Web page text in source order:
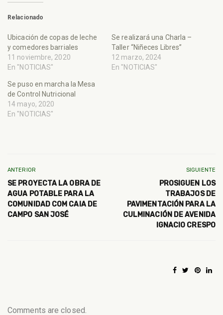
Relacionado
Ubicación de copas de leche
y comedores barriales
11 noviembre, 2020
En "NOTICIAS"
Se realizará una Charla –
Taller “Niñeces Libres”
12 marzo, 2024
En "NOTICIAS"
Se puso en marcha la Mesa
de Control Nutricional
14 mayo, 2020
En "NOTICIAS"
ANTERIOR
SE PROYECTA LA OBRA DE
AGUA POTABLE PARA LA
COMUNIDAD COM CAIA DE
CAMPO SAN JOSÉ
SIGUIENTE
PROSIGUEN LOS
TRABAJOS DE
PAVIMENTACIÓN PARA LA
CULMINACIÓN DE AVENIDA
IGNACIO CRESPO
Comments are closed.